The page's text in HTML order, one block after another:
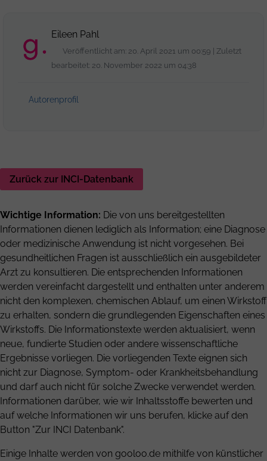
Eileen Pahl
Veröffentlicht am: 20. April 2021 um 00:59 | Zuletzt
bearbeitet: 20. November 2022 um 04:38
Autorenprofil
Zurück zur INCI-Datenbank
Wichtige Information: Die von uns bereitgestellten
Informationen dienen lediglich als Information; eine Diagnose
oder medizinische Anwendung ist nicht vorgesehen. Bei
gesundheitlichen Fragen ist ausschließlich ein ausgebildeter
Arzt zu konsultieren. Die entsprechenden Informationen
werden vereinfacht dargestellt und enthalten unter anderem
nicht den komplexen, chemischen Ablauf, um einen Wirkstoff
zu erhalten, sondern die grundlegenden Eigenschaften eines
Wirkstoffs. Die Informationstexte werden aktualisiert, wenn
neue, fundierte Studien oder andere wissenschaftliche
Ergebnisse vorliegen. Die vorliegenden Texte eignen sich
nicht zur Diagnose, Symptom- oder Krankheitsbehandlung
und darf auch nicht für solche Zwecke verwendet werden.
Informationen darüber, wie wir Inhaltsstoffe bewerten und
auf welche Informationen wir uns berufen, klicke auf den
Button "Zur INCI Datenbank".
Einige Inhalte werden von gooloo.de mithilfe von künstlicher